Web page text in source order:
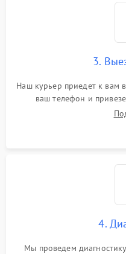
3.
Наш курьер приедет к вам
ваш телефон и
4.
Мы проведем